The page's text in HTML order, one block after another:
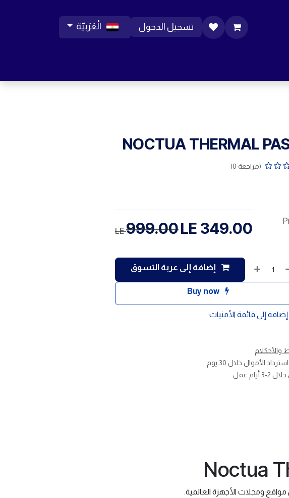
تسجيل الدخول الْعَرَبيّة
NOCTUA THERMAL
(مراجعة 0)
إضافة إلى عربة التسوق
Buy now
إضافة إلى قائمة الأمنيات
349.00
999.00
LE
والأحكلام
الأموال خلال 30 يوم
أيام عمل
Noctua